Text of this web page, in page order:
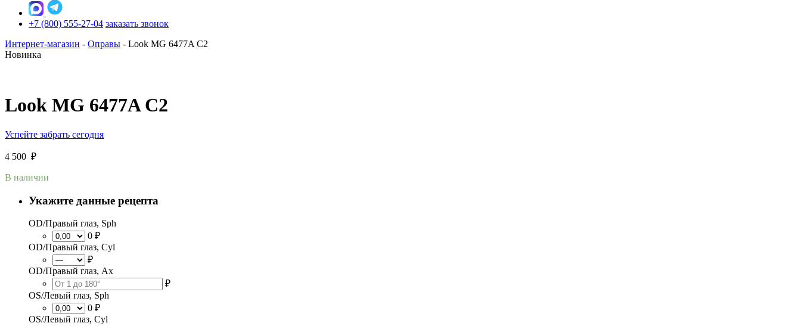
+7 (800) 555-27-04 заказать звонок
Интернет-магазин - Оправы - Look MG 6477A C2
Новинка
Look MG 6477A C2
Успейте забрать сегодня
4 500 ₽
В наличии
Укажите данные рецепта
OD/Правый глаз, Sph
0 ₽
OD/Правый глаз, Cyl
₽
OD/Правый глаз, Ax
₽
OS/Левый глаз, Sph
0 ₽
OS/Левый глаз, Cyl